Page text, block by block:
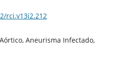
rci.v13i2.212
Aneurisma Infectado,